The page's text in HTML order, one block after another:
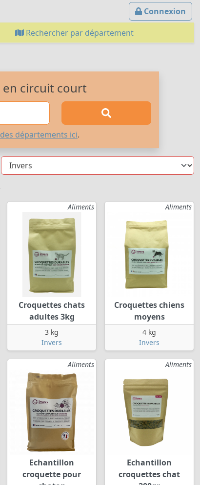
Connexion
Rechercher par département
circuit court
départements ici.
Aliments
Croquettes chats
adultes 3kg
3 kg
Invers
Aliments
Croquettes chiens
moyens
4 kg
Invers
Aliments
Echantillon
croquette pour
Aliments
Echantillon
croquettes chat